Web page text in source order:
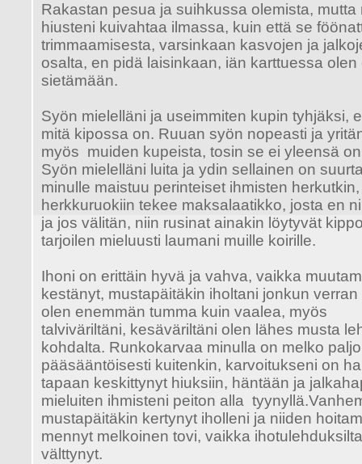
Rakastan pesua ja suihkussa olemista, mutta
hiusteni kuivahtaa ilmassa, kuin että se
trimmaamisesta, varsinkaan kasvojen ja
osalta, en pidä laisinkaan, iän karttuessa
sietämään.
Syön mielelläni ja useimmiten kupin tyhjäksi,
mitä kipossa on. Ruuan syön nopeasti ja
myös muiden kupeista, tosin se ei yleensä
Syön mielelläni luita ja ydin sellainen on
minulle maistuu perinteiset ihmisten
herkkuruokiin tekee maksalaatikko, josta en
ja jos välitän, niin rusinat ainakin löytyvät
tarjoilen mieluusti laumani muille koirille.
Ihoni on erittäin hyvä ja vahva, vaikka
kestänyt, mustapäitäkin iholtani jonkun
olen enemmän tumma kuin vaalea, myös
talviväriltäni, kesäväriltäni olen lähes musta
kohdalta. Runkokarvaa minulla on melko
pääsääntöisesti kuitenkin, karvoitukseni on
tapaan keskittynyt hiuksiin, häntään ja
mieluiten ihmisteni peiton alla
mustapäitäkin kertynyt iholleni ja niiden
mennyt melkoinen tovi, vaikka
välttynyt.